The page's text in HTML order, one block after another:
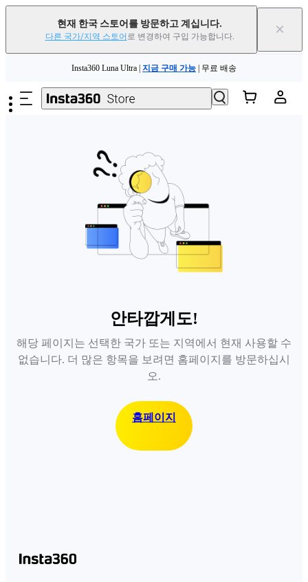
현재 한국 스토어를 방문하고 계십니다.
다른 국가/지역 스토어 로 변경하여 구입 가능합니다. ×
Insta360 Luna Ultra | 지금 구매 가능 | 무료 배송
Insta360 Luna Ultra | | 무료 배송
안타깝게도!
해당 페이지는 선택한 국가 또는 지역에서 현재 사용할 수
없습니다. 더 많은 항목을 보려면 홈페이지를 방문하십시
오.
홈페이지